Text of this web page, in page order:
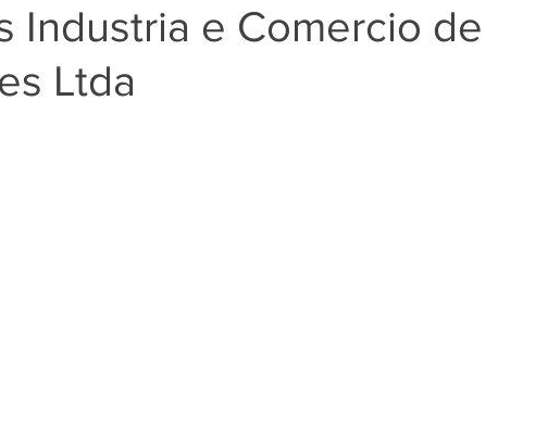
Industria e Comercio de
Ltda